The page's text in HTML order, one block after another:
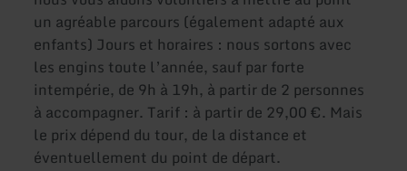
un agréable parcours (également adapté aux
enfants) Jours et horaires : nous sortons avec
les engins toute l’année, sauf par forte
intempérie, de 9h à 19h, à partir de 2 personnes
à accompagner. Tarif : à partir de 29,00 €. Mais
le prix dépend du tour, de la distance et
éventuellement du point de départ.